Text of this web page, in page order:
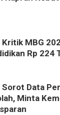
Kritik MBG
Rp 224
Sorot Data
Minta